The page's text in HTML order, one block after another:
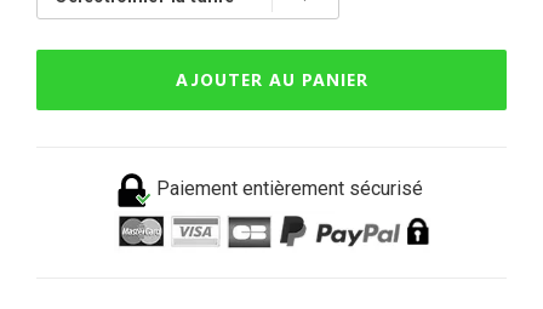
AJOUTER AU PANIER
Paiement entièrement sécurisé